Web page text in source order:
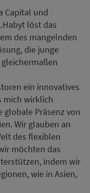
Capital und
löst das
des mangelnden
die junge
ein innovatives
mich wirklich
globale Präsenz von
Wir glauben an
des flexiblen
möchten das
indem wir
wie in Asien,